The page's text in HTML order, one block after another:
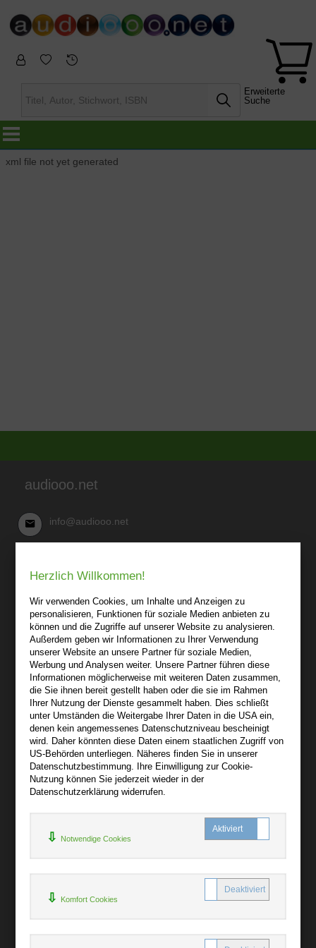
Erweiterte
Suche
xml file not yet generated
audiooo.net
info@audiooo.net
03 41-25 69 27 20
audiooo.net
Lindenthaler Straße 15
04155 Leipzig
Wir sind gerne für Sie persönlich da.
Über audiooo.net
AGB
Impressum
Widerruf
Datenschutz
Bibliotheksrabatt
MARC21-Datenimport
Herzlich Willkommen!
Wir verwenden Cookies, um Inhalte und Anzeigen zu
personalisieren, Funktionen für soziale Medien anbieten zu
können und die Zugriffe auf unserer Website zu analysieren.
Außerdem geben wir Informationen zu Ihrer Verwendung
unserer Website an unsere Partner für soziale Medien,
Werbung und Analysen weiter. Unsere Partner führen diese
Informationen möglicherweise mit weiteren Daten zusammen,
die Sie ihnen bereit gestellt haben oder die sie im Rahmen
Ihrer Nutzung der Dienste gesammelt haben. Dies schließt
unter Umständen die Weitergabe Ihrer Daten in die USA ein,
denen kein angemessenes Datenschutzniveau bescheinigt
wird. Daher könnten diese Daten einem staatlichen Zugriff von
US-Behörden unterliegen. Näheres finden Sie in unserer
Datenschutzbestimmung. Ihre Einwilligung zur Cookie-
Nutzung können Sie jederzeit wieder in der
Datenschutzerklärung widerrufen.
Notwendige Cookies
Komfort Cookies